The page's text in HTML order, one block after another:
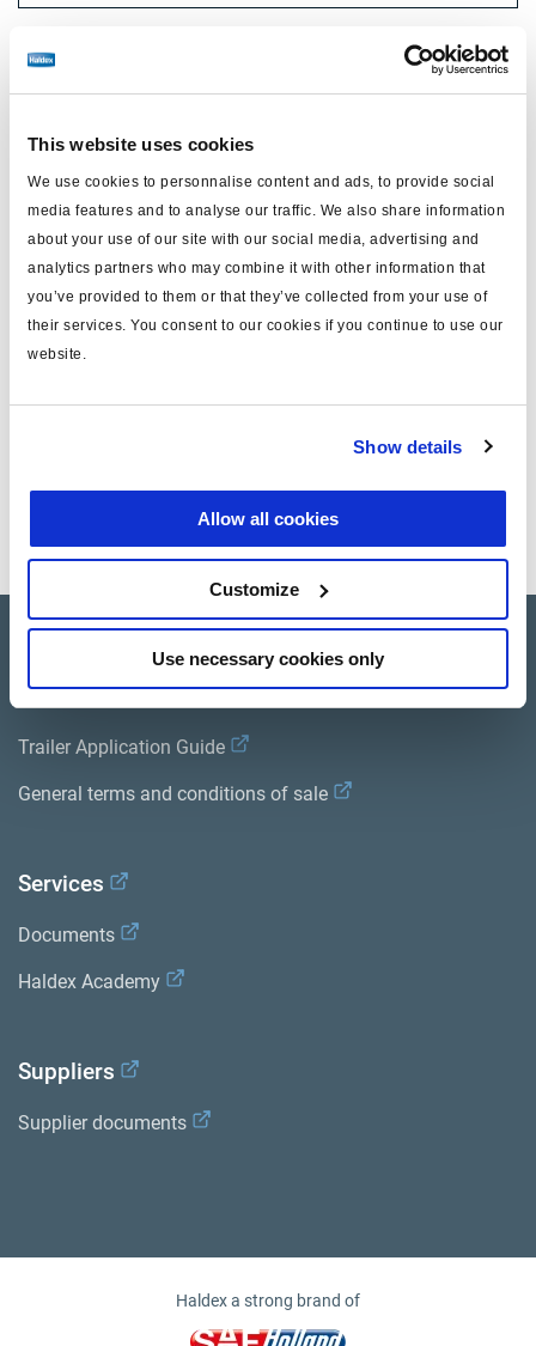
This website uses cookies
We use cookies to personnalise content and ads, to provide social
media features and to analyse our traffic. We also share information
about your use of our site with our social media, advertising and
analytics partners who may combine it with other information that
you’ve provided to them or that they’ve collected from your use of
their services. You consent to our cookies if you continue to use our
website.
Show details
Allow all cookies
Customize
Use necessary cookies only
Spécifications techniques
pour valve de nivellement
pour version 612....../ 612032…
Attr. A pour connexion de valve
masse (kg)
Consultez toutes les publications connexes dans notre
Bibliothèque de documentation sur les produits
Product catalogue
Trailer Application Guide
General terms and conditions of sale
Services
Documents
Haldex Academy
Suppliers
Supplier documents
Haldex a strong brand of